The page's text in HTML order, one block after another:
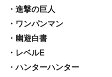
・進撃の巨人
・ワンパンマン
・幽遊白書
・レベルE
・ハンターハンター